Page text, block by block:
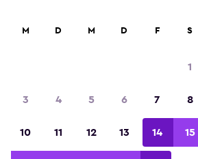
M D M D F S
1
3 4 5 6 7 8
10 11 12 13 14 15